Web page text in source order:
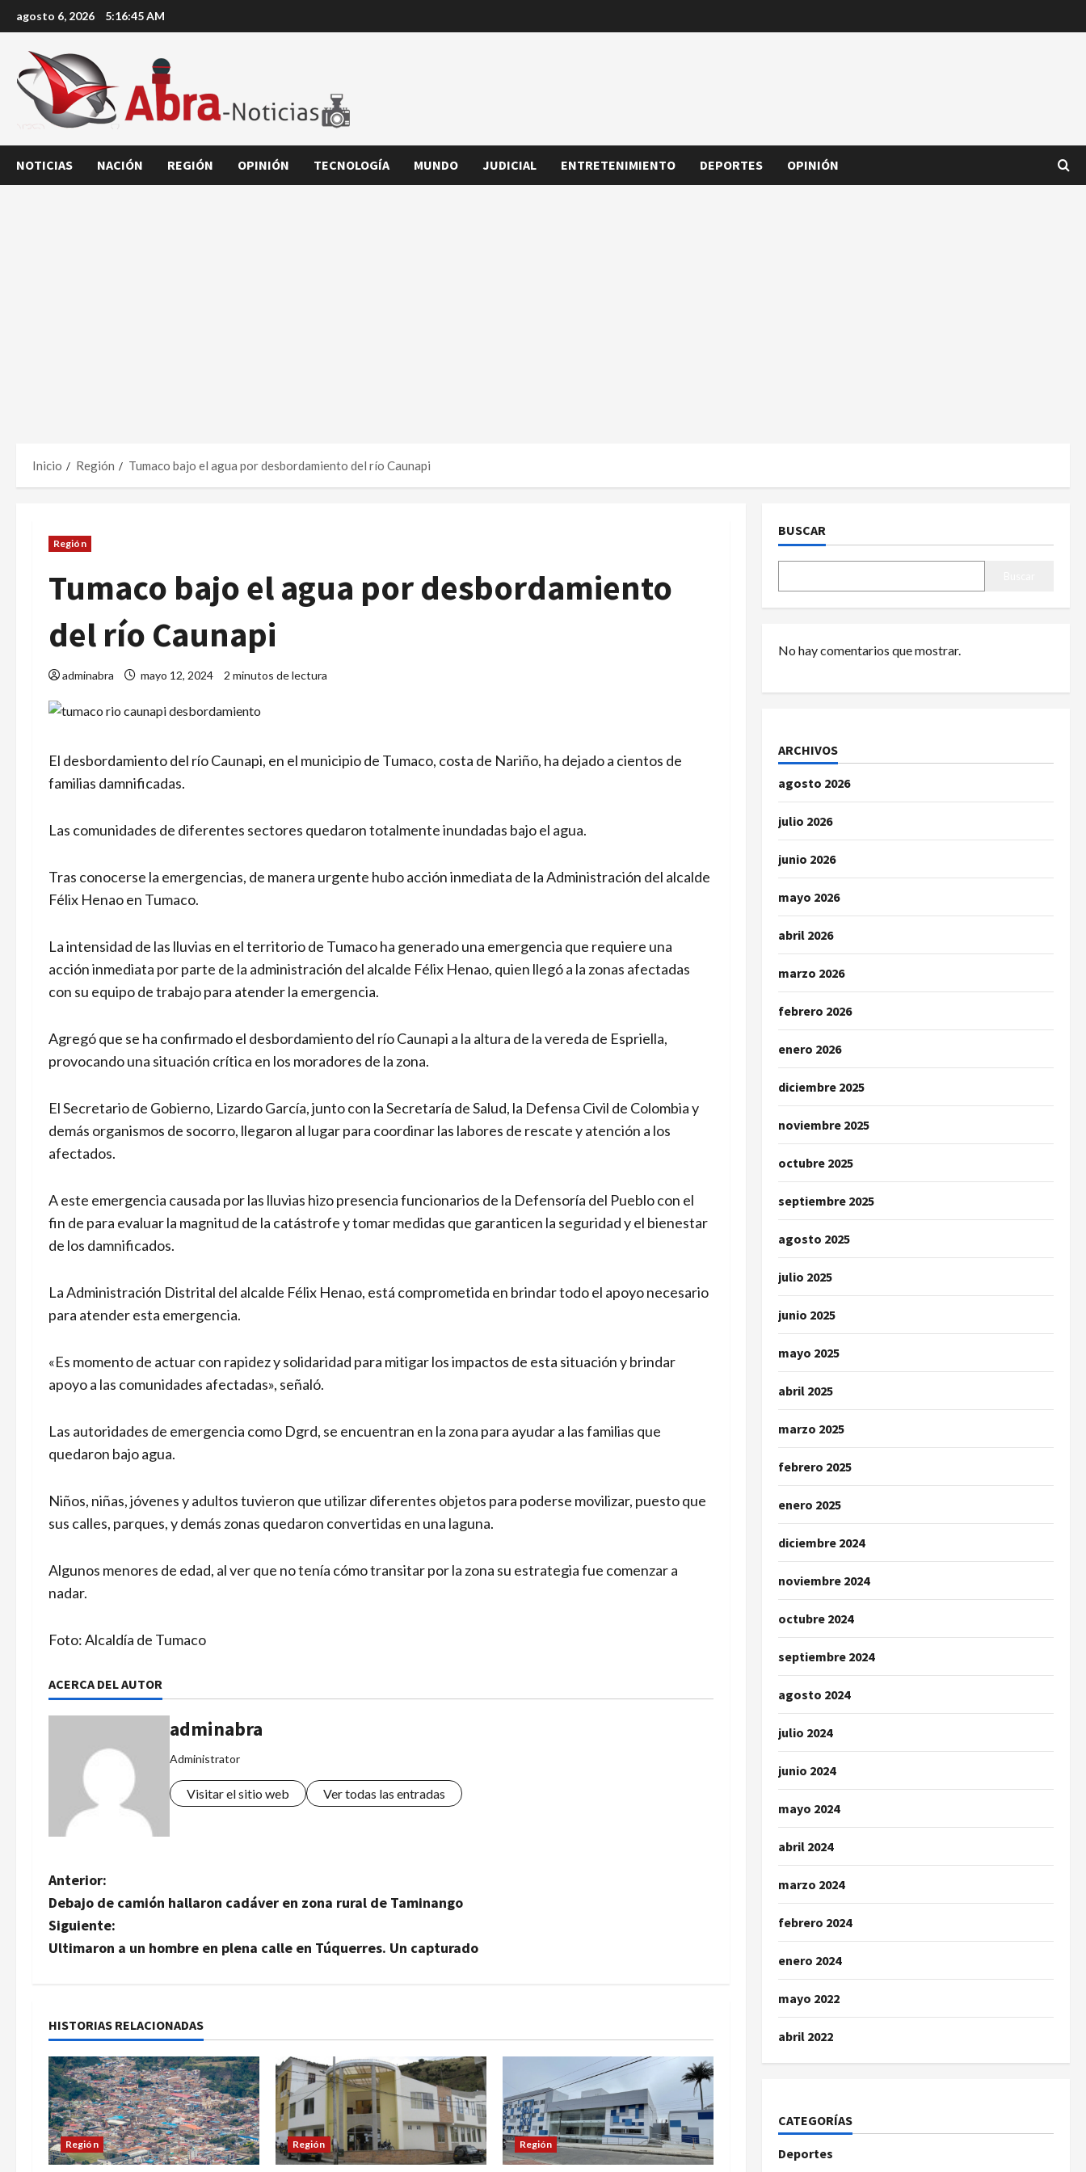
al
contenido
agosto 6, 2026 5:16:46 AM
NOTICIAS NACIÓN REGIÓN OPINIÓN TECNOLOGÍA MUNDO JUDICIAL ENTRETENIMIENTO DEPORTES OPINIÓN
Inicio Región Tumaco bajo el agua por desbordamiento del río Caunapi
Región
Tumaco bajo el agua por desbordamiento
del río Caunapi
adminabra mayo 12, 2024 2 minutos de lectura
El desbordamiento del río Caunapi, en el municipio de Tumaco, costa de Nariño, ha dejado a cientos de
familias damnificadas.
Las comunidades de diferentes sectores quedaron totalmente inundadas bajo el agua.
Tras conocerse la emergencias, de manera urgente hubo acción inmediata de la Administración del alcalde
Félix Henao en Tumaco.
La intensidad de las lluvias en el territorio de Tumaco ha generado una emergencia que requiere una
acción inmediata por parte de la administración del alcalde Félix Henao, quien llegó a la zonas afectadas
con su equipo de trabajo para atender la emergencia.
Agregó que se ha confirmado el desbordamiento del río Caunapi a la altura de la vereda de Espriella,
provocando una situación crítica en los moradores de la zona.
El Secretario de Gobierno, Lizardo García, junto con la Secretaría de Salud, la Defensa Civil de Colombia y
demás organismos de socorro, llegaron al lugar para coordinar las labores de rescate y atención a los
afectados.
A este emergencia causada por las lluvias hizo presencia funcionarios de la Defensoría del Pueblo con el
fin de para evaluar la magnitud de la catástrofe y tomar medidas que garanticen la seguridad y el bienestar
de los damnificados.
La Administración Distrital del alcalde Félix Henao, está comprometida en brindar todo el apoyo necesario
para atender esta emergencia.
«Es momento de actuar con rapidez y solidaridad para mitigar los impactos de esta situación y brindar
apoyo a las comunidades afectadas», señaló.
Las autoridades de emergencia como Dgrd, se encuentran en la zona para ayudar a las familias que
quedaron bajo agua.
Niños, niñas, jóvenes y adultos tuvieron que utilizar diferentes objetos para poderse movilizar, puesto que
sus calles, parques, y demás zonas quedaron convertidas en una laguna.
Algunos menores de edad, al ver que no tenía cómo transitar por la zona su estrategia fue comenzar a
nadar.
Foto: Alcaldía de Tumaco
ACERCA DEL AUTOR
adminabra
Administrator
Visitar el sitio web Ver todas las entradas
N
a
v
g
a
c
i
ó
Anterior:
Debajo de camión hallaron cadáver en zona rural de Taminango
Siguiente:
Ultimaron a un hombre en plena calle en Túquerres. Un capturado
HISTORIAS RELACIONADAS
Región Región Región
BUSCAR
No hay comentarios que mostrar.
ARCHIVOS
agosto 2026
julio 2026
junio 2026
mayo 2026
abril 2026
marzo 2026
febrero 2026
enero 2026
diciembre 2025
noviembre 2025
octubre 2025
septiembre 2025
agosto 2025
julio 2025
junio 2025
mayo 2025
abril 2025
marzo 2025
febrero 2025
enero 2025
diciembre 2024
noviembre 2024
octubre 2024
septiembre 2024
agosto 2024
julio 2024
junio 2024
mayo 2024
abril 2024
marzo 2024
febrero 2024
enero 2024
mayo 2022
abril 2022
CATEGORÍAS
Deportes